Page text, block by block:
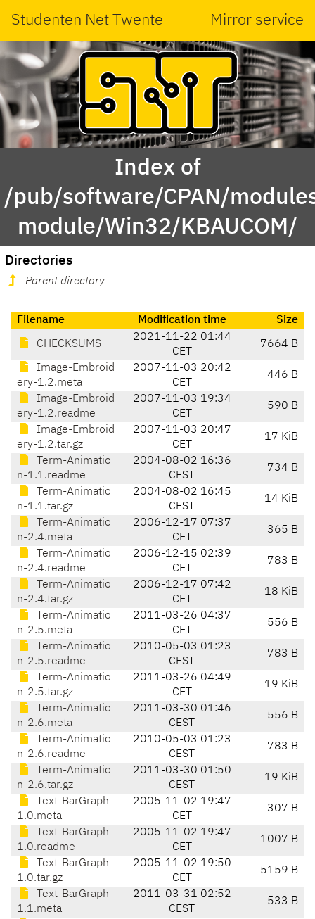
Studenten Net Twente Mirror service
Index of
/pub/software/CPAN/
module/Win32/KBAUCOM/
Directories
Parent directory
Filename Modification time Size
CHECKSUMS
2021-11-22 01:44
CET
7664 B
Image-Embroid
ery-1.2.meta
2007-11-03 20:42
CET
446 B
Image-Embroid
ery-1.2.readme
2007-11-03 19:34
CET
590 B
Image-Embroid
ery-1.2.tar.gz
2007-11-03 20:47
CET
17 KiB
Term-Animatio
n-1.1.readme
2004-08-02 16:36
CEST
734 B
Term-Animatio
n-1.1.tar.gz
2004-08-02 16:45
CEST
14 KiB
Term-Animatio
n-2.4.meta
2006-12-17 07:37
CET
365 B
Term-Animatio
n-2.4.readme
2006-12-15 02:39
CET
783 B
Term-Animatio
n-2.4.tar.gz
2006-12-17 07:42
CET
18 KiB
Term-Animatio
n-2.5.meta
2011-03-26 04:37
CET
556 B
Term-Animatio
n-2.5.readme
2010-05-03 01:23
CEST
783 B
Term-Animatio
n-2.5.tar.gz
2011-03-26 04:49
CET
19 KiB
Term-Animatio
n-2.6.meta
2011-03-30 01:46
CEST
556 B
Term-Animatio
n-2.6.readme
2010-05-03 01:23
CEST
783 B
Term-Animatio
n-2.6.tar.gz
2011-03-30 01:50
CEST
19 KiB
Text-BarGraph-
1.0.meta
2005-11-02 19:47
CET
307 B
Text-BarGraph-
1.0.readme
2005-11-02 19:47
CET
1007 B
Text-BarGraph-
1.0.tar.gz
2005-11-02 19:50
CET
5159 B
Text-BarGraph-
1.1.meta
2011-03-31 02:52
CEST
533 B